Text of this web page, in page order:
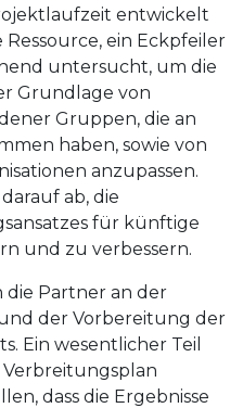
entwickelt
ein Eckpfeiler
untersucht, um die
Grundlage von
Gruppen, die an
haben, sowie von
anzupassen.
ab, die
für künftige
und zu verbessern.
die Partner an der
der Vorbereitung der
Ein wesentlicher Teil
Verbreitungsplan
dass die Ergebnisse